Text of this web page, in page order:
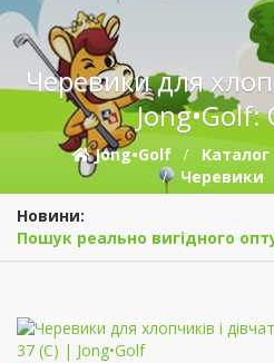
Черевики для
Jong•Golf:
Jong•Golf Каталог
Черевики
Новини:
Пошук реально вигідного